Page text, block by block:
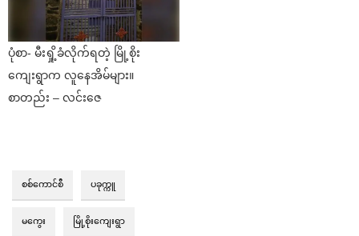
ပုံစာ- မီးရှို့ခံလိုက်ရတဲ့ မြို့စိုး
ကျေးရွာက လူနေအိမ်များ။
စာတည်း – လင်းဇေ
စစ်ကောင်စီ ပခုက္ကူ
မကွေး မြို့စိုးကျေးရွာ